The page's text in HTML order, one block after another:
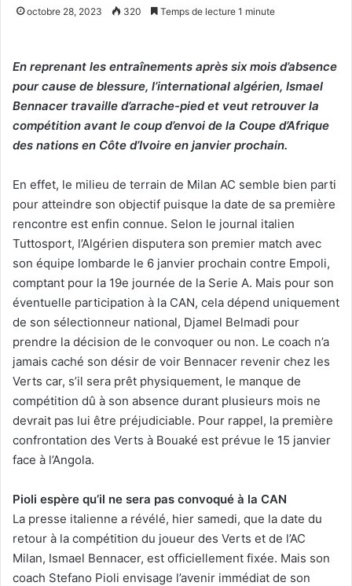
octobre 28, 2023 320 Temps de lecture 1 minute
En reprenant les entraînements après six mois d’absence
pour cause de blessure, l’international algérien, Ismael
Bennacer travaille d’arrache-pied et veut retrouver la
compétition avant le coup d’envoi de la Coupe d’Afrique
des nations en Côte d’Ivoire en janvier prochain.
En effet, le milieu de terrain de Milan AC semble bien parti
pour atteindre son objectif puisque la date de sa première
rencontre est enfin connue. Selon le journal italien
Tuttosport, l’Algérien disputera son premier match avec
son équipe lombarde le 6 janvier prochain contre Empoli,
comptant pour la 19e journée de la Serie A. Mais pour son
éventuelle participation à la CAN, cela dépend uniquement
de son sélectionneur national, Djamel Belmadi pour
prendre la décision de le convoquer ou non. Le coach n’a
jamais caché son désir de voir Bennacer revenir chez les
Verts car, s’il sera prêt physiquement, le manque de
compétition dû à son absence durant plusieurs mois ne
devrait pas lui être préjudiciable. Pour rappel, la première
confrontation des Verts à Bouaké est prévue le 15 janvier
face à l’Angola.
Pioli espère qu’il ne sera pas convoqué à la CAN
La presse italienne a révélé, hier samedi, que la date du
retour à la compétition du joueur des Verts et de l’AC
Milan, Ismael Bennacer, est officiellement fixée. Mais son
coach Stefano Pioli envisage l’avenir immédiat de son